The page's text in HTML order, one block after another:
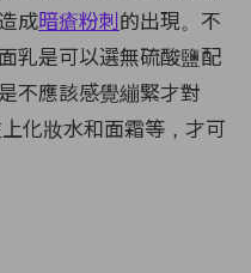
成暗瘡粉刺的出現。不
乳是可以選無硫酸鹽配
不應該感覺繃緊才對
化妝水和面霜等，才可